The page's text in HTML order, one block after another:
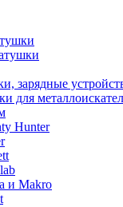
зарядные
для
Hunter
и Makro